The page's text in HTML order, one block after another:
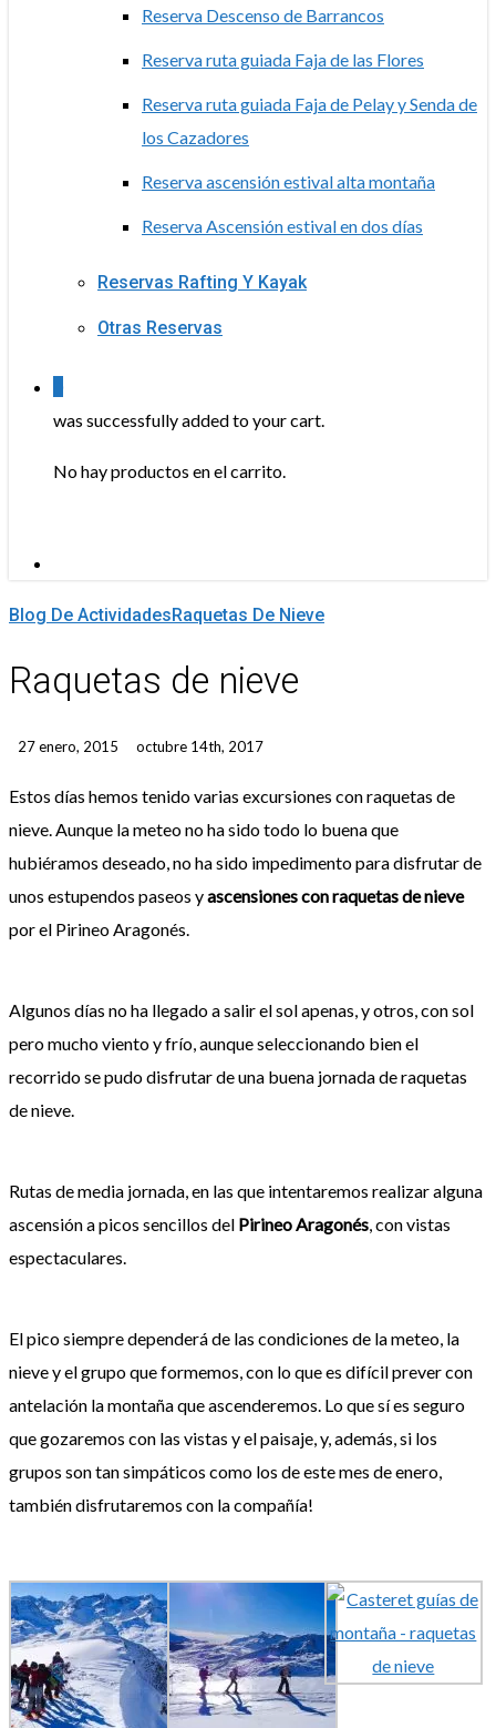
Reserva Descenso de Barrancos
Reserva ruta guiada Faja de las Flores
Reserva ruta guiada Faja de Pelay y Senda de
los Cazadores
Reserva ascensión estival alta montaña
Reserva Ascensión estival en dos días
Reservas Rafting Y Kayak
Otras Reservas
was successfully added to your cart.
No hay productos en el carrito.
Blog De ActividadesRaquetas De Nieve
Raquetas de nieve
27 enero, 2015 octubre 14th, 2017
Estos días hemos tenido varias excursiones con raquetas de
nieve. Aunque la meteo no ha sido todo lo buena que
hubiéramos deseado, no ha sido impedimento para disfrutar de
unos estupendos paseos yascensiones con raquetas de nieve
por el Pirineo Aragonés.
Algunos días no ha llegado a salir el sol apenas, y otros, con sol
pero mucho viento y frío, aunque seleccionando bien el
recorrido se pudo disfrutar de una buena jornada de raquetas
de nieve.
Rutas de media jornada, en las que intentaremos realizar alguna
ascensión a picos sencillos del Pirineo Aragonés, con vistas
espectaculares.
El pico siempre dependerá de las condiciones de la meteo, la
nieve y el grupo que formemos, con lo que es difícil prever con
antelación la montaña que ascenderemos. Lo que sí es seguro
que gozaremos con las vistas y el paisaje, y, además, si los
grupos son tan simpáticos como los de este mes de enero,
también disfrutaremos con la compañía!